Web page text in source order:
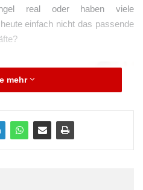
real oder haben viele
einfach nicht das passende
mehr